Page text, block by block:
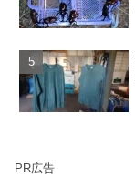
PR広告